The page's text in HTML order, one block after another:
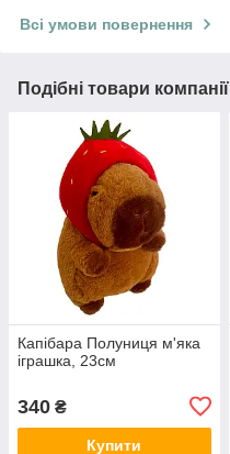
Всі умови повернення
Подібні товари компанії
Капібара Полуниця м'яка
іграшка, 23см
340 ₴
Купити